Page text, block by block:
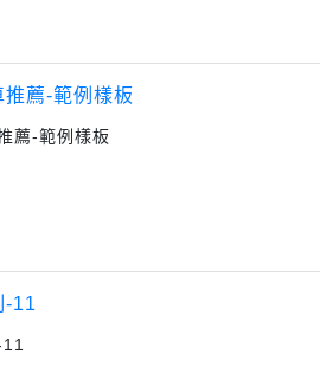
推薦-範例樣板
薦-範例樣板
-11